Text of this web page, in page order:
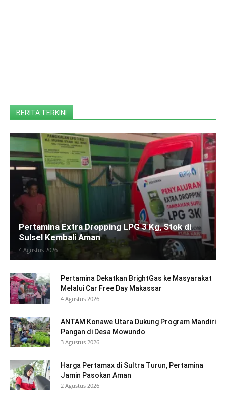
BERITA TERKINI
Pertamina Extra Dropping LPG 3 Kg, Stok di
Sulsel Kembali Aman
4 Agustus 2026
Pertamina Dekatkan BrightGas ke Masyarakat
Melalui Car Free Day Makassar
4 Agustus 2026
ANTAM Konawe Utara Dukung Program Mandiri
Pangan di Desa Mowundo
3 Agustus 2026
Harga Pertamax di Sultra Turun, Pertamina
Jamin Pasokan Aman
2 Agustus 2026